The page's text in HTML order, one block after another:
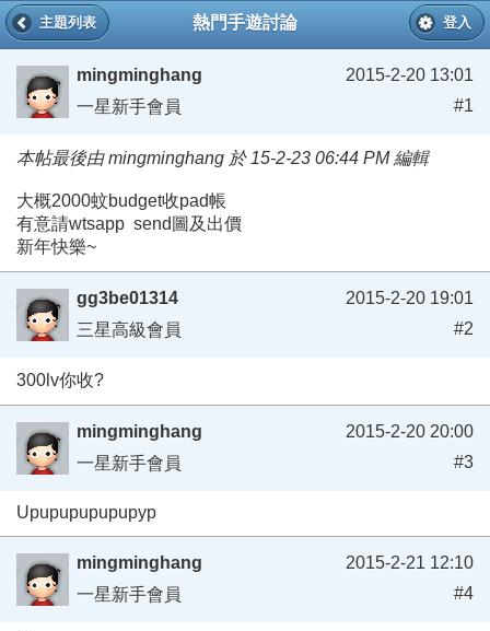
熱門手遊討論
主題列表 登入
mingminghang
一星新手會員
2015-2-20 13:01
#1
本帖最後由 mingminghang 於 15-2-23 06:44 PM 編輯
大概2000蚊budget收pad帳
有意請wtsapp send圖及出價
新年快樂~
gg3be01314
三星高級會員
2015-2-20 19:01
#2
300lv你收?
mingminghang
一星新手會員
2015-2-20 20:00
#3
Upupupupupupyp
mingminghang
一星新手會員
2015-2-21 12:10
#4